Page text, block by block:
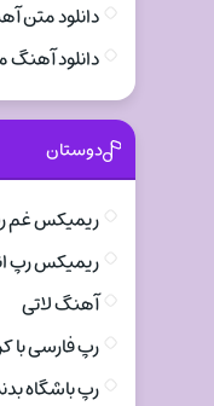
دانلود متن
دانلود
دوستان
ریمیکس غم
ریمیکس رپ
آهنگ لاتی
رپ فارسی با
رپ باشگاه